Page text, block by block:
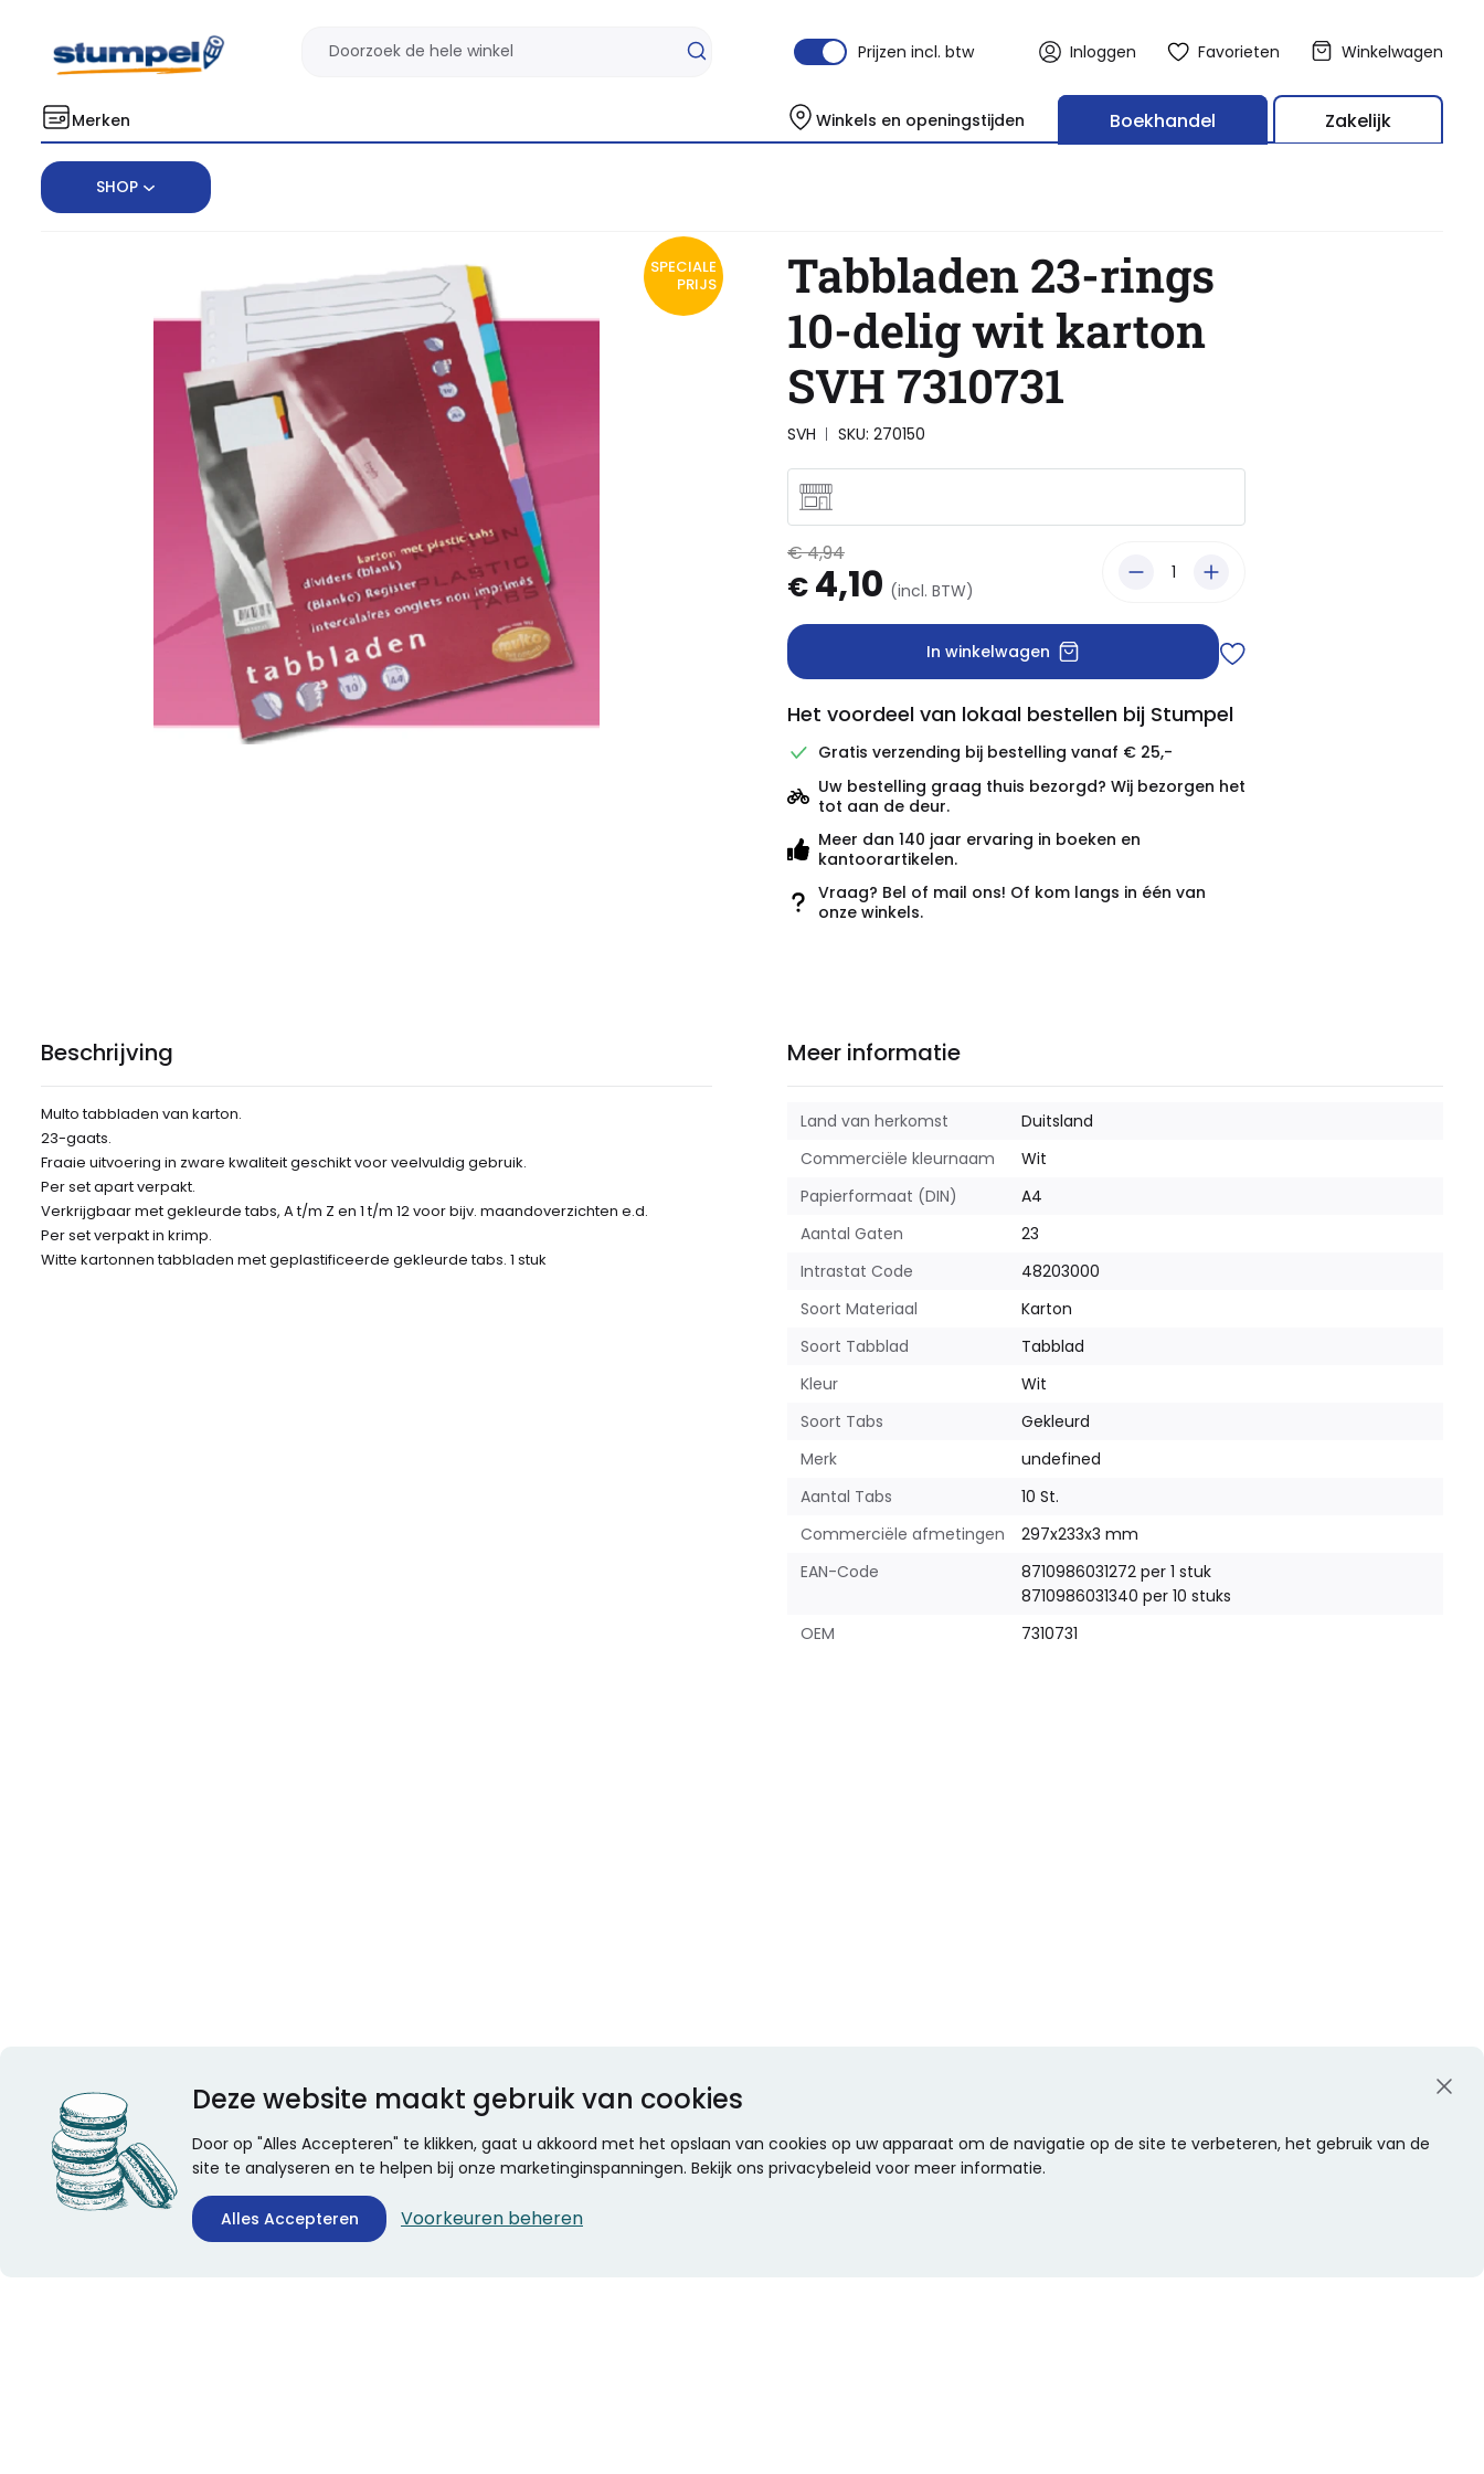
Prijzen incl. btw Inloggen Favorieten Winkelwagen
Merken Winkels en openingstijden Boekhandel Zakelijk
SHOP
Home Archiveren Tabbladen
SPECIALE
PRIJS
Tabbladen 23-rings
10-delig wit karton
SVH 7310731
SVH SKU: 270150
€ 4,94
€ 4,10 (incl. BTW)
In winkelwagen
Het voordeel van lokaal bestellen bij Stumpel
Gratis verzending bij bestelling vanaf € 25,-
Uw bestelling graag thuis bezorgd? Wij bezorgen het
tot aan de deur.
Meer dan 140 jaar ervaring in boeken en
kantoorartikelen.
Vraag? Bel of mail ons! Of kom langs in één van
onze winkels.
Beschrijving
Multo tabbladen van karton.
23-gaats.
Fraaie uitvoering in zware kwaliteit geschikt voor veelvuldig gebruik.
Per set apart verpakt.
Verkrijgbaar met gekleurde tabs, A t/m Z en 1 t/m 12 voor bijv. maandoverzichten e.d.
Per set verpakt in krimp.
Witte kartonnen tabbladen met geplastificeerde gekleurde tabs. 1 stuk
Meer informatie
Land van herkomst
Duitsland
Commerciële kleurnaam
Wit
Papierformaat (DIN)
A4
Aantal Gaten
23
Intrastat Code
48203000
Soort Materiaal
Karton
Soort Tabblad
Tabblad
Kleur
Wit
Soort Tabs
Gekleurd
Merk
undefined
Aantal Tabs
10 St.
Commerciële afmetingen
297x233x3 mm
EAN-Code
8710986031272 per 1 stuk
8710986031340 per 10 stuks
OEM
7310731
Deze website maakt gebruik van cookies
Door op "Alles Accepteren" te klikken, gaat u akkoord met het opslaan van cookies op uw apparaat om de navigatie op de site te verbeteren, het gebruik van de
site te analyseren en te helpen bij onze marketinginspanningen. Bekijk ons privacybeleid voor meer informatie.
Alles Accepteren Voorkeuren beheren